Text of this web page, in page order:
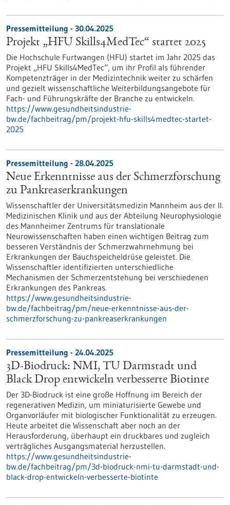
Pressemitteilung - 30.04.2025
Projekt „HFU Skills4MedTec“ startet 2025
Die Hochschule Furtwangen (HFU) startet im Jahr 2025 das
Projekt „HFU Skills4MedTec“, um ihr Profil als führender
Kompetenzträger in der Medizintechnik weiter zu schärfen
und gezielt wissenschaftliche Weiterbildungsangebote für
Fach- und Führungskräfte der Branche zu entwickeln.
https://www.gesundheitsindustrie-
bw.de/fachbeitrag/pm/projekt-hfu-skills4medtec-startet-
2025
Pressemitteilung - 28.04.2025
Neue Erkenntnisse aus der Schmerzforschung
zu Pankreaserkrankungen
Wissenschaftler der Universitätsmedizin Mannheim aus der II.
Medizinischen Klinik und aus der Abteilung Neurophysiologie
des Mannheimer Zentrums für translationale
Neurowissenschaften haben einen wichtigen Beitrag zum
besseren Verständnis der Schmerzwahrnehmung bei
Erkrankungen der Bauchspeicheldrüse geleistet. Die
Wissenschaftler identifizierten unterschiedliche
Mechanismen der Schmerzentstehung bei verschiedenen
Erkrankungen des Pankreas.
https://www.gesundheitsindustrie-
bw.de/fachbeitrag/pm/neue-erkenntnisse-aus-der-
schmerzforschung-zu-pankreaserkrankungen
Pressemitteilung - 24.04.2025
3D-Biodruck: NMI, TU Darmstadt und
Black Drop entwickeln verbesserte Biotinte
Der 3D-Biodruck ist eine große Hoffnung im Bereich der
regenerativen Medizin, um miniaturisierte Gewebe und
Organvorläufer mit biologischer Funktionalität zu erzeugen.
Heute arbeitet die Wissenschaft aber noch an der
Herausforderung, überhaupt ein druckbares und zugleich
verträgliches Ausgangsmaterial herzustellen.
https://www.gesundheitsindustrie-
bw.de/fachbeitrag/pm/3d-biodruck-nmi-tu-darmstadt-und-
black-drop-entwickeln-verbesserte-biotinte